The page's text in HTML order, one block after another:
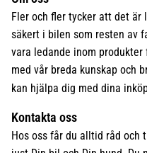
Fler och fler tycker att det är
säkert i bilen som resten av
vara ledande inom
med vår breda kunskap och
kan hjälpa dig med dina
Kontakta oss
Hos oss får du alltid råd och